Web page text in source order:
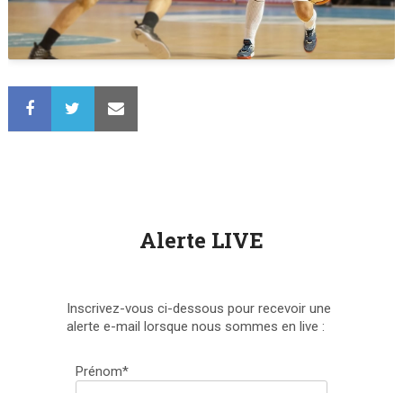
Alerte LIVE
Inscrivez-vous ci-dessous pour recevoir une
alerte e-mail lorsque nous sommes en live :
Prénom*